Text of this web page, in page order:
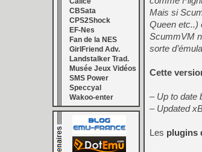
CBSata
CPS2Shock
EF-Nes
Fan de la NES
GirlFriend Adv.
Landstalker Trad.
Musée Jeux Vidéos
SMS Power
Speccyal
Wakoo-enter
Mais si
Queen etc..)
ScummVM
sorte
Cette
– Up to date
– Updated
Les plugins